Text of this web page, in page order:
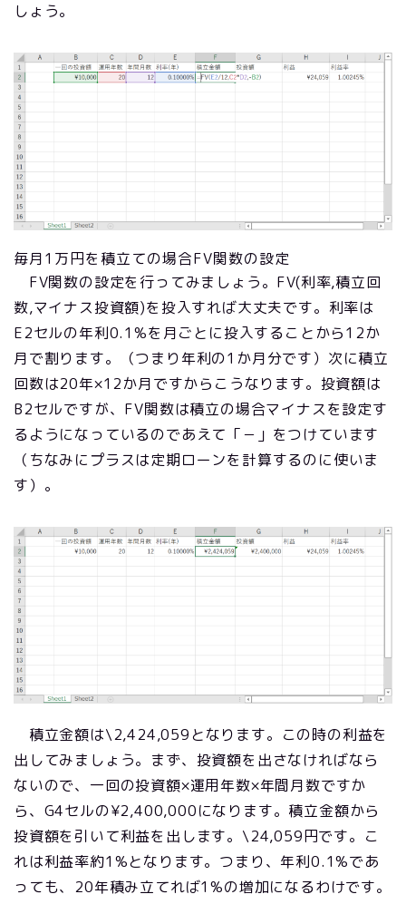
しょう。
毎月1万円を積立ての場合FV関数の設定
FV関数の設定を行ってみましょう。FV(利率,積立回
数,マイナス投資額)を投入すれば大丈夫です。利率は
E2セルの年利0.1%を月ごとに投入することから12か
月で割ります。（つまり年利の1か月分です）次に積立
回数は20年×12か月ですからこうなります。投資額は
B2セルですが、FV関数は積立の場合マイナスを設定す
るようになっているのであえて「－」をつけています
（ちなみにプラスは定期ローンを計算するのに使いま
す）。
積立金額は\2,424,059となります。この時の利益を
出してみましょう。まず、投資額を出さなければなら
ないので、一回の投資額×運用年数×年間月数ですか
ら、G4セルの¥2,400,000になります。積立金額から
投資額を引いて利益を出します。\24,059円です。こ
れは利益率約1%となります。つまり、年利0.1%であ
っても、20年積み立てれば1%の増加になるわけです。